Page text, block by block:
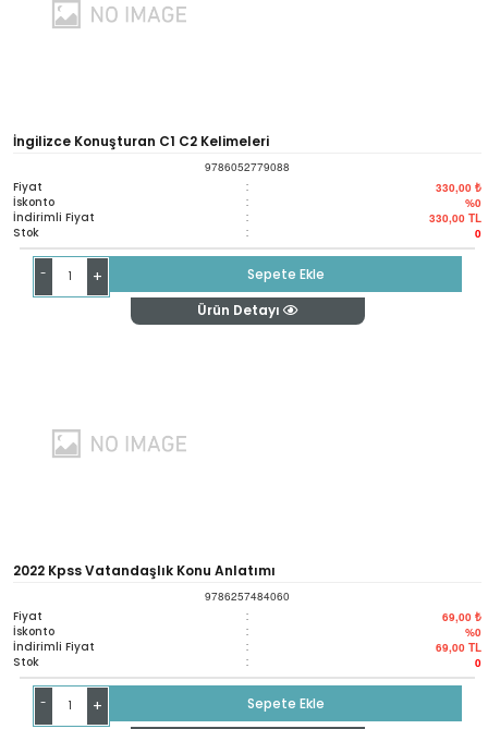
İngilizce Konuşturan C1 C2 Kelimeleri
9786052779088
Fiyat : 330,00 ₺
İskonto : %0
İndirimli Fiyat : 330,00 TL
Stok : 0
- +
Sepete Ekle
Ürün Detayı
2022 Kpss Vatandaşlık Konu Anlatımı
9786257484060
Fiyat : 69,00 ₺
İskonto : %0
İndirimli Fiyat : 69,00 TL
Stok : 0
- + Sepete Ekle